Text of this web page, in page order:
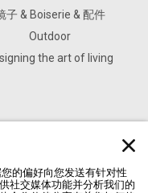
子 & Boiserie & 配件
Outdoor
the art of living